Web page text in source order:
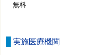
無料
実施医療機関